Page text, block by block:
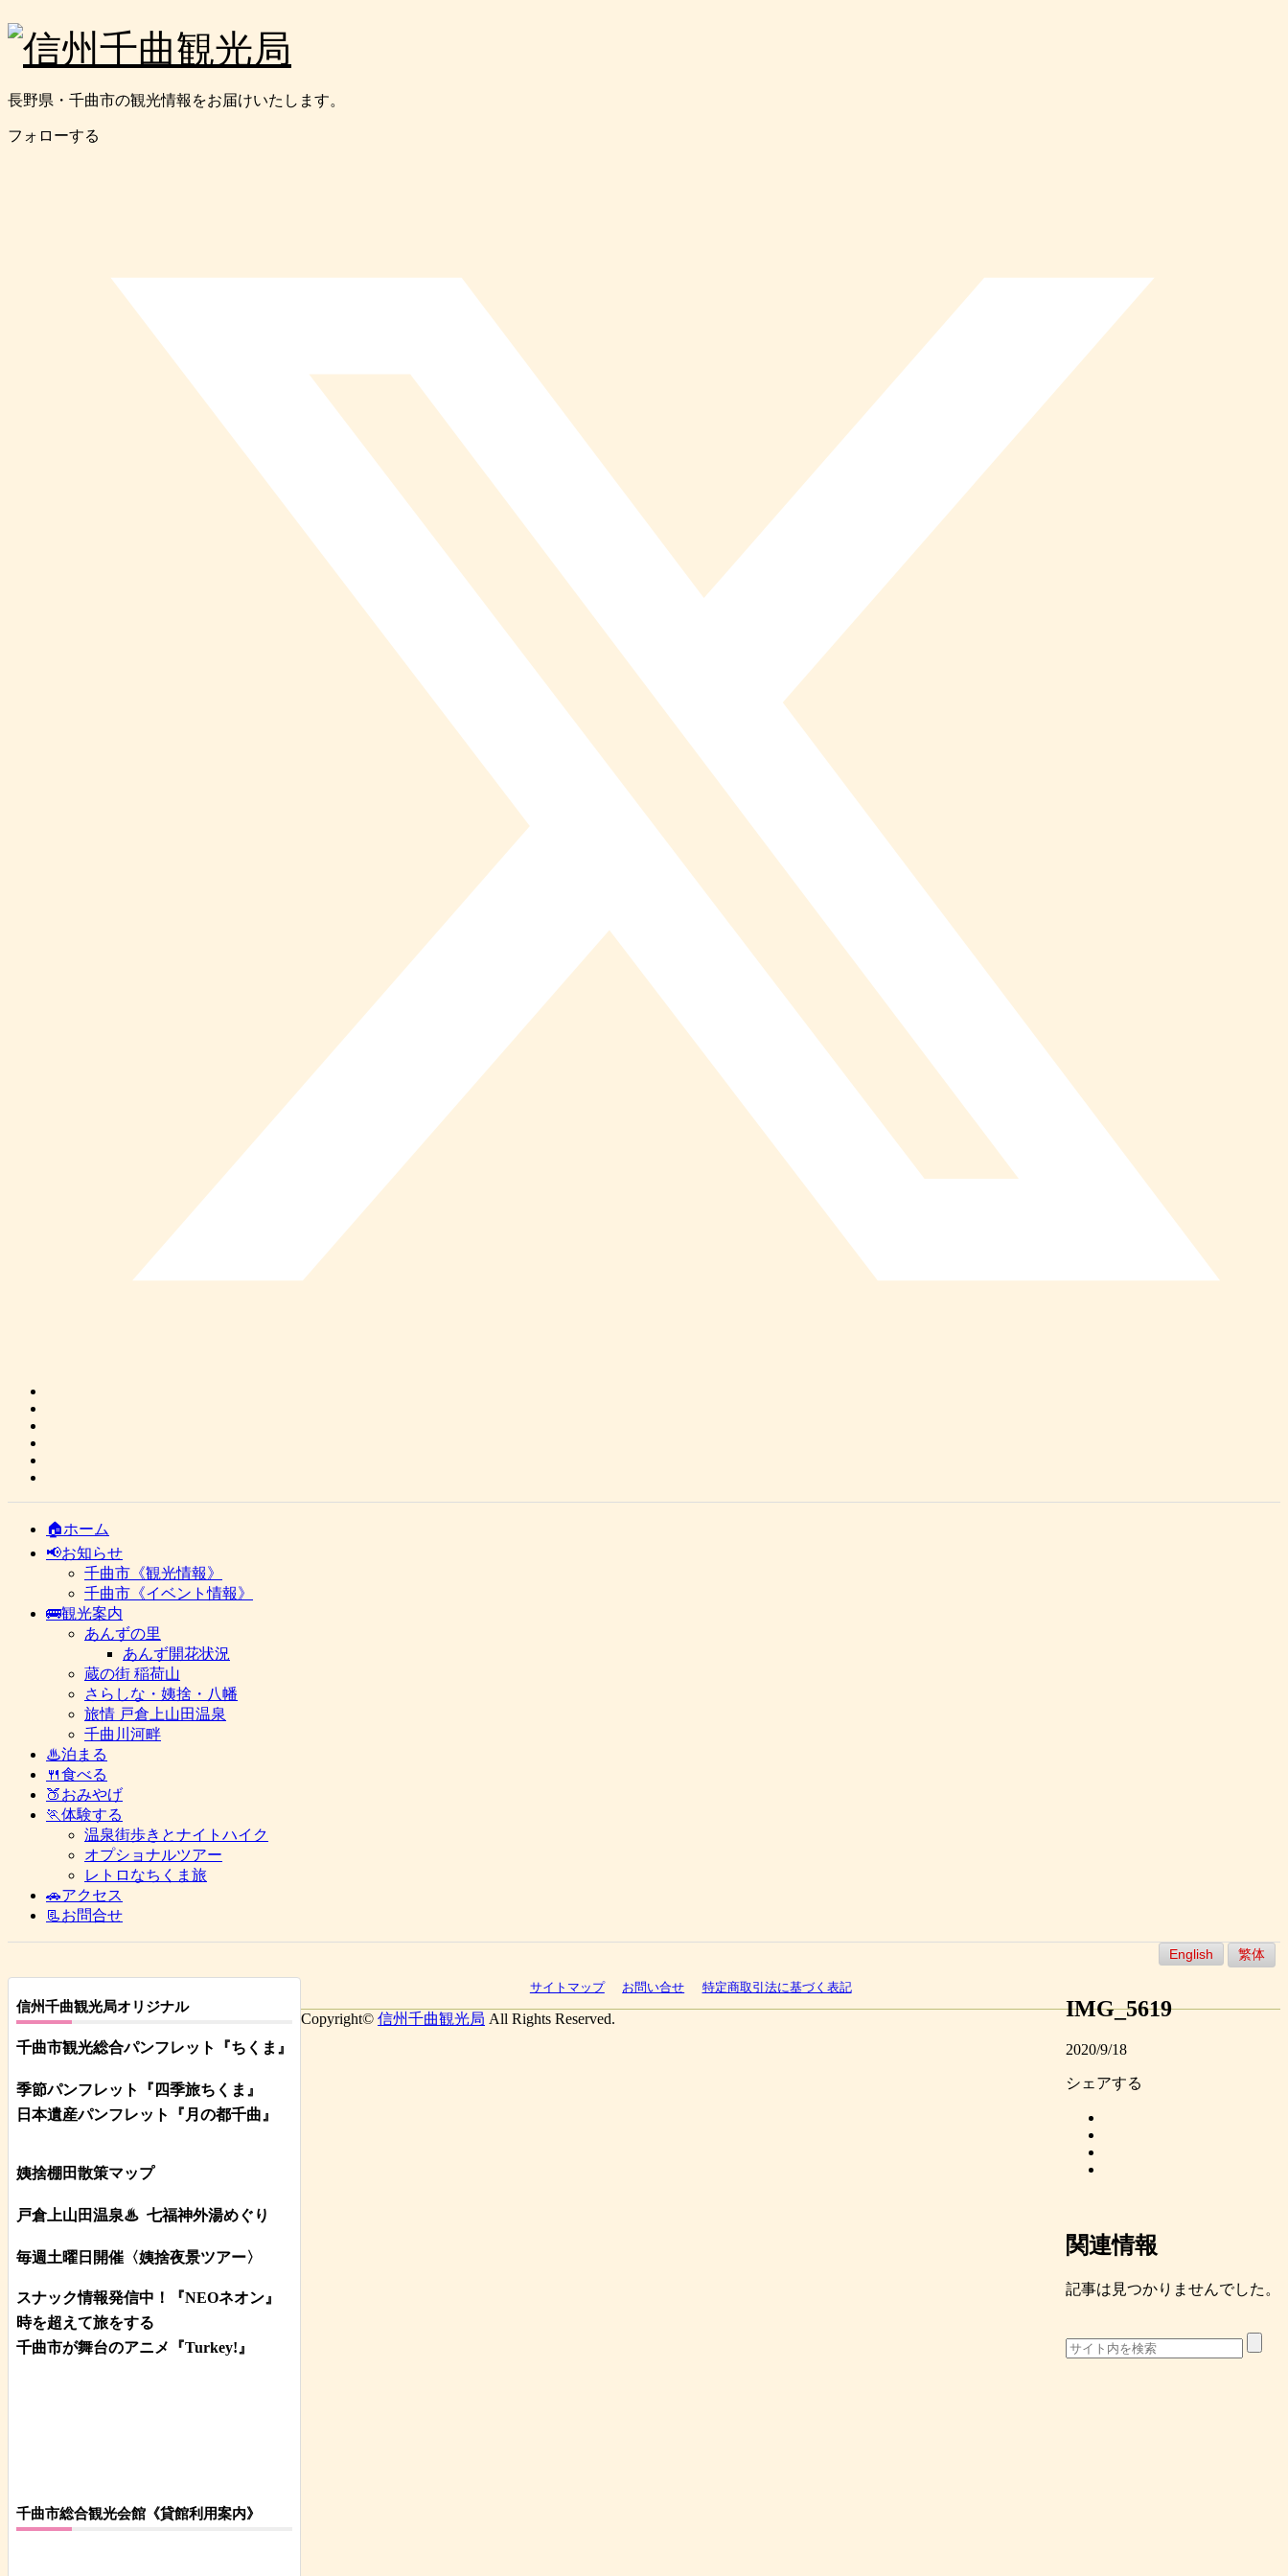
長野県・千曲市の観光情報をお届けいたします。
フォローする
🏠ホーム
📢お知らせ
千曲市《観光情報》
千曲市《イベント情報》
🚌観光案内
あんずの里
あんず開花状況
蔵の街 稲荷山
さらしな・姨捨・八幡
旅情 戸倉上山田温泉
千曲川河畔
♨泊まる
🍴食べる
🍑おみやげ
🏃体験する
温泉街歩きとナイトハイク
オプショナルツアー
レトロなちくま旅
🚗アクセス
📃お問合せ
English 繁体
IMG_5619
2020/9/18
シェアする
関連情報
記事は見つかりませんでした。
信州千曲観光局オリジナル
千曲市観光総合パンフレット 『ちくま』
季節パンフレット『四季旅ちくま』
日本遺産パンフレット
『月の都千曲』
姨捨棚田散策マップ
戸倉上山田温泉♨ 七福神外湯めぐり
毎週土曜日開催〈姨捨夜景ツアー〉
スナック情報発信中！『NEOネオン』
時を超えて旅をする
千曲市が舞台のアニメ『Turkey!』
千曲市総合観光会館《貸館利用案内》
サイトマップ お問い合せ 特定商取引法に基づく表記
Copyright© 信州千曲観光局 All Rights Reserved.